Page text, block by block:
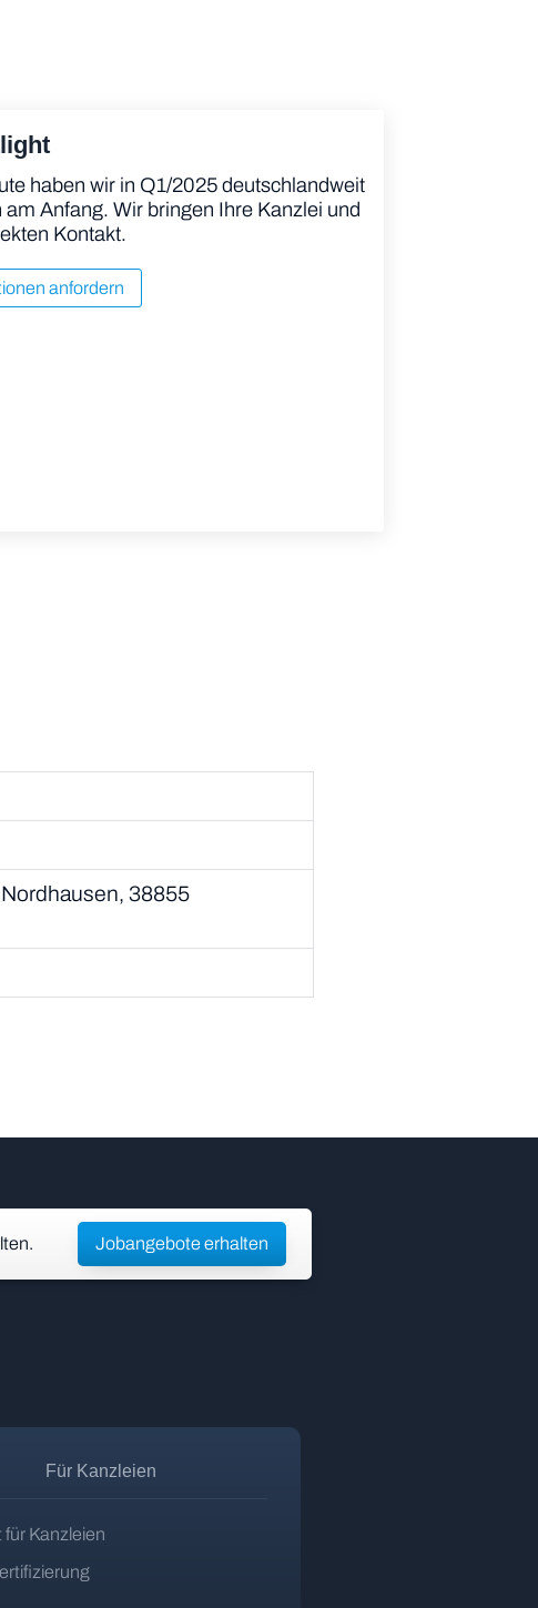
haben wir in Q1/2025 deutschlandweit
Anfang. Wir bringen Ihre Kanzlei und
Kontakt.
anfordern
38855
Jobangebote erhalten
Für Kanzleien
Kanzleien